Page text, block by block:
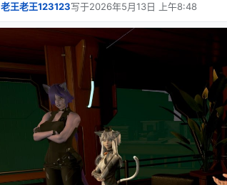
老王老王123123写于2026年5月13日 上午8:48
最后由 编辑